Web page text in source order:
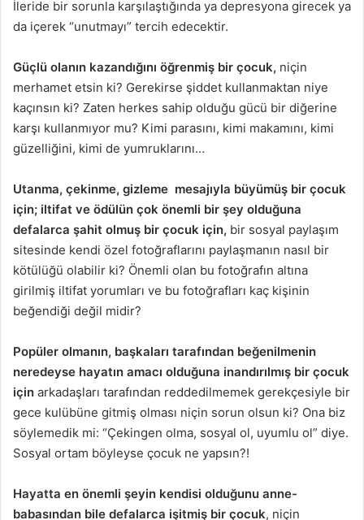
İleride bir sorunla karşılaştığında ya depresyona girecek ya
da içerek “unutmayı” tercih edecektir.
Güçlü olanın kazandığını öğrenmiş bir çocuk, niçin
merhamet etsin ki? Gerekirse şiddet kullanmaktan niye
kaçınsın ki? Zaten herkes sahip olduğu gücü bir diğerine
karşı kullanmıyor mu? Kimi parasını, kimi makamını, kimi
güzelliğini, kimi de yumruklarını…
Utanma, çekinme, gizleme mesajıyla büyümüş bir çocuk
için; iltifat ve ödülün çok önemli bir şey olduğuna
defalarca şahit olmuş bir çocuk için, bir sosyal paylaşım
sitesinde kendi özel fotoğraflarını paylaşmanın nasıl bir
kötülüğü olabilir ki? Önemli olan bu fotoğrafın altına
girilmiş iltifat yorumları ve bu fotoğrafları kaç kişinin
beğendiği değil midir?
Popüler olmanın, başkaları tarafından beğenilmenin
neredeyse hayatın amacı olduğuna inandırılmış bir çocuk
için arkadaşları tarafından reddedilmemek gerekçesiyle bir
gece kulübüne gitmiş olması niçin sorun olsun ki? Ona biz
söylemedik mi: “Çekingen olma, sosyal ol, uyumlu ol” diye.
Sosyal ortam böyleyse çocuk ne yapsın?!
Hayatta en önemli şeyin kendisi olduğunu anne-
babasından bile defalarca işitmiş bir çocuk, niçin